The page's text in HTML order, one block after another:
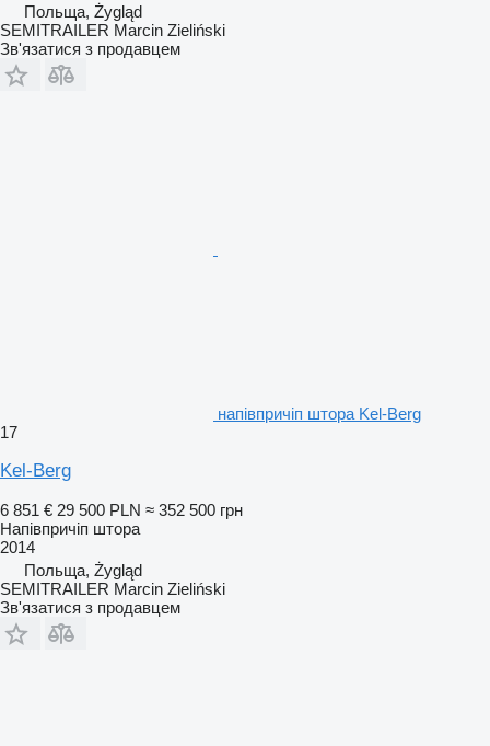
Польща, Żygląd
SEMITRAILER Marcin Zieliński
Зв'язатися з продавцем
напівпричіп штора Kel-Berg
17
Kel-Berg
6 851 € 29 500 PLN ≈ 352 500 грн
Напівпричіп штора
2014
Польща, Żygląd
SEMITRAILER Marcin Zieliński
Зв'язатися з продавцем